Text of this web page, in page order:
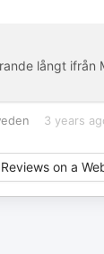
långt ifrån
3 years
on a